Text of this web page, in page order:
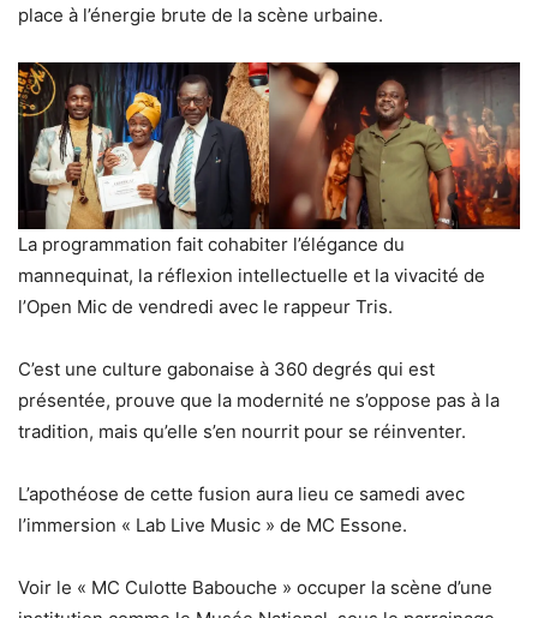
place à l’énergie brute de la scène urbaine.
La programmation fait cohabiter l’élégance du
mannequinat, la réflexion intellectuelle et la vivacité de
l’Open Mic de vendredi avec le rappeur Tris.
C’est une culture gabonaise à 360 degrés qui est
présentée, prouve que la modernité ne s’oppose pas à la
tradition, mais qu’elle s’en nourrit pour se réinventer.
L’apothéose de cette fusion aura lieu ce samedi avec
l’immersion « Lab Live Music » de MC Essone.
Voir le « MC Culotte Babouche » occuper la scène d’une